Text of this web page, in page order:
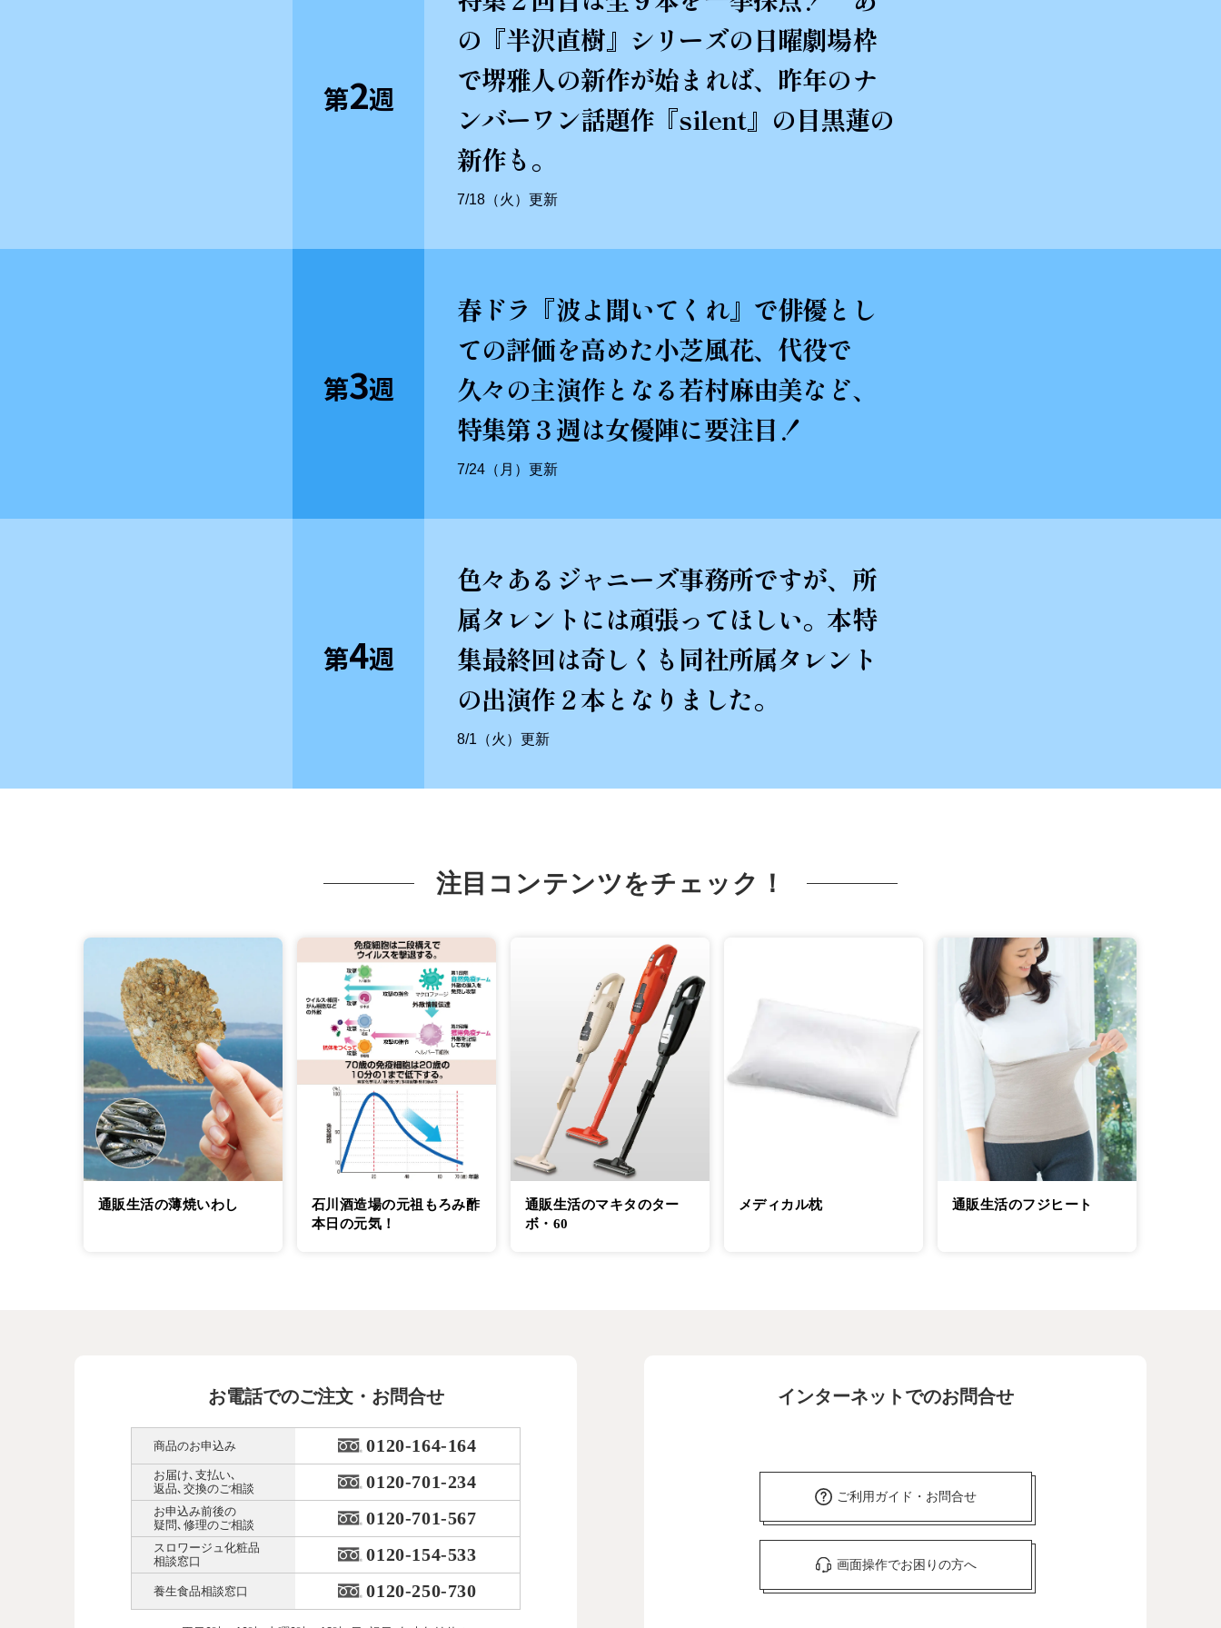
第2週
の『半沢直樹』シリーズの日曜劇場枠
で堺雅人の新作が始まれば、昨年のナ
ンバーワン話題作『silent』の目黒蓮の
新作も。
7/18（火）更新
第3週
春ドラ『波よ聞いてくれ』で俳優とし
ての評価を高めた小芝風花、代役で
久々の主演作となる若村麻由美など、
特集第３週は女優陣に要注目！
7/24（月）更新
第4週
色々あるジャニーズ事務所ですが、所
属タレントには頑張ってほしい。本特
集最終回は奇しくも同社所属タレント
の出演作２本となりました。
8/1（火）更新
注目コンテンツをチェック！
通販生活の薄焼いわし
石川酒造場の元祖もろみ酢
本日の元気！
通販生活のマキタのター
ボ・60
メディカル枕 通販生活のフジヒート
お電話でのご注文・お問合せ
商品のお申込み 0120-164-164
お届け､支払い､
返品､交換のご相談
0120-701-234
お申込み前後の
疑問､修理のご相談
0120-701-567
スロワージュ化粧品
相談窓口
0120-154-533
養生食品相談窓口 0120-250-730
インターネットでのお問合せ
ご利用ガイド・お問合せ
画面操作でお困りの方へ